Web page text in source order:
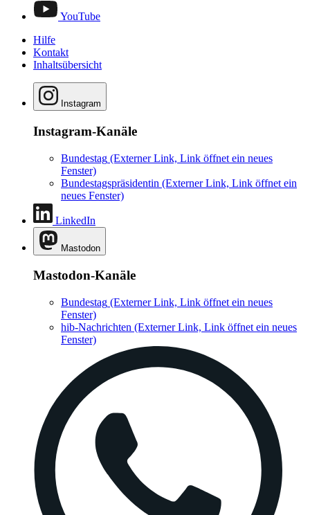
YouTube
Hilfe
Kontakt
Inhaltsübersicht
Instagram
Instagram-Kanäle
Bundestag (Externer Link, Link öffnet ein neues
Fenster)
Bundestagspräsidentin (Externer Link, Link öffnet ein
neues Fenster)
LinkedIn
Mastodon
Mastodon-Kanäle
Bundestag (Externer Link, Link öffnet ein neues
Fenster)
hib-Nachrichten (Externer Link, Link öffnet ein neues
Fenster)